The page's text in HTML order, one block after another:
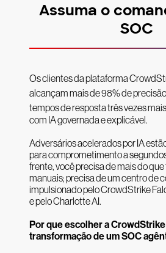
Assuma o
SOC
Os clientes da plataforma
alcançam mais de 98% de
tempos de resposta três vezes
com IA governada e explicável.
Adversários acelerados por IA
para comprometimento a
frente, você precisa de mais do
manuais; precisa de um centro de
impulsionado pelo CrowdStrike
e pelo Charlotte AI.
Por que escolher a CrowdStrike
transformação de um SOC